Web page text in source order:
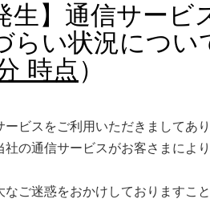
生】通信サー
らい状況につい
時点 ）
ービスをご利用いただきましてあ
社の通信サービスがお客さまによ
なご迷惑をおかけしておりますこ